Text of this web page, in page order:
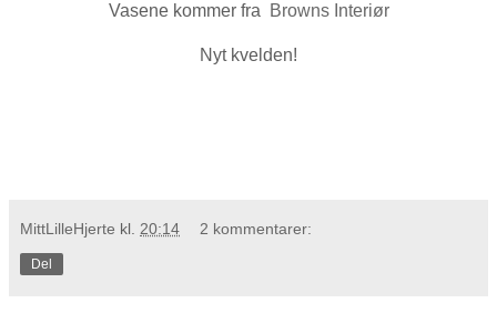
Vasene kommer fra Browns Interiør
Nyt kvelden!
MittLilleHjerte kl. 20:14 2 kommentarer:
Del